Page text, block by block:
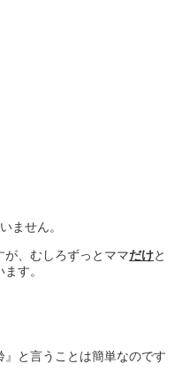
ません。
が、むしろずっとママだけと
す。
と言うことは簡単なのです